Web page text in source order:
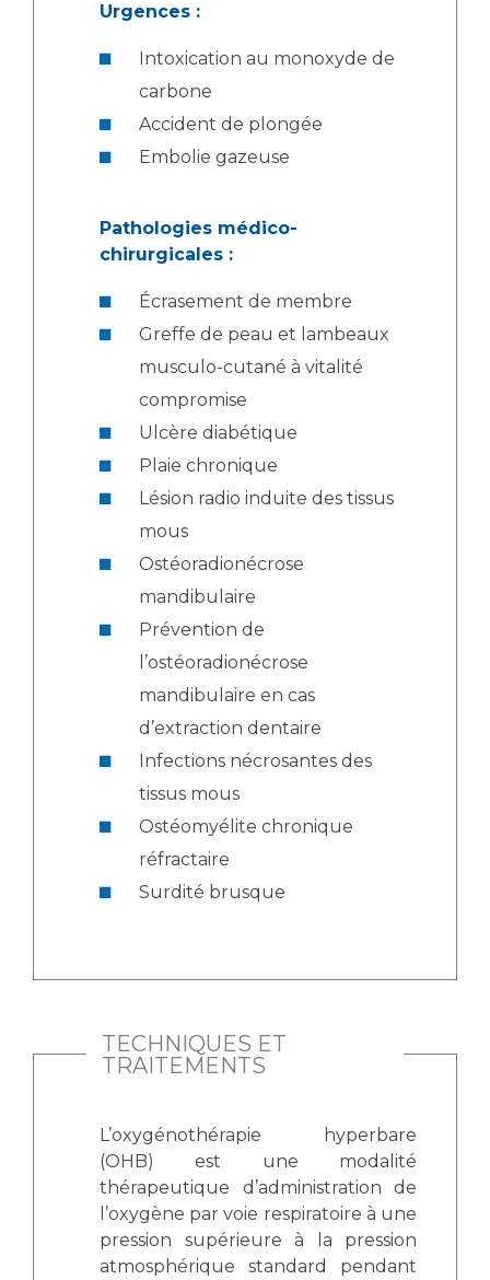
Urgences :
Intoxication au monoxyde de
carbone
Accident de plongée
Embolie gazeuse
Pathologies médico-
chirurgicales :
Écrasement de membre
Greffe de peau et lambeaux
musculo-cutané à vitalité
compromise
Ulcère diabétique
Plaie chronique
Lésion radio induite des tissus
mous
Ostéoradionécrose
mandibulaire
Prévention de
l’ostéoradionécrose
mandibulaire en cas
d’extraction dentaire
Infections nécrosantes des
tissus mous
Ostéomyélite chronique
réfractaire
Surdité brusque
TECHNIQUES ET
TRAITEMENTS
L’oxygénothérapie hyperbare
(OHB) est une modalité
thérapeutique d’administration de
l’oxygène par voie respiratoire à une
pression supérieure à la pression
atmosphérique standard pendant